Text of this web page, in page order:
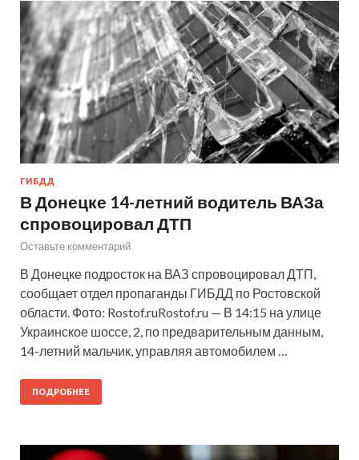
ГИБДД
В Донецке 14-летний водитель ВАЗа
спровоцировал ДТП
Оставьте комментарий
В Донецке подросток на ВАЗ спровоцировал ДТП,
сообщает отдел пропаганды ГИБДД по Ростовской
области. Фото: Rostof.ruRostof.ru — В 14:15 на улице
Украинское шоссе, 2, по предварительным данным,
14-летний мальчик, управляя автомобилем …
ПОДРОБНЕЕ